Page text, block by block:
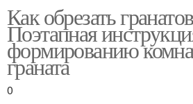
Как обрезать
Поэтапная
формированию
граната
0